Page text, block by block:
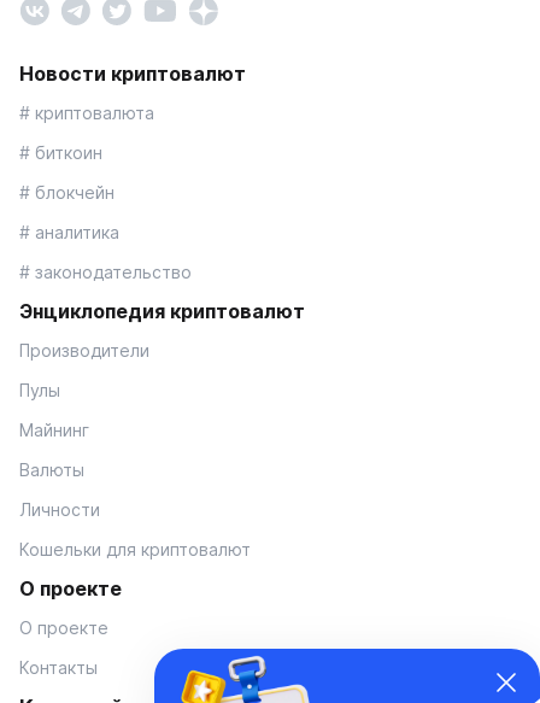
Новости криптовалют
# криптовалюта
# биткоин
# блокчейн
# аналитика
# законодательство
Энциклопедия криптовалют
Производители
Пулы
Майнинг
Валюты
Личности
Кошельки для криптовалют
О проекте
О проекте
Контакты